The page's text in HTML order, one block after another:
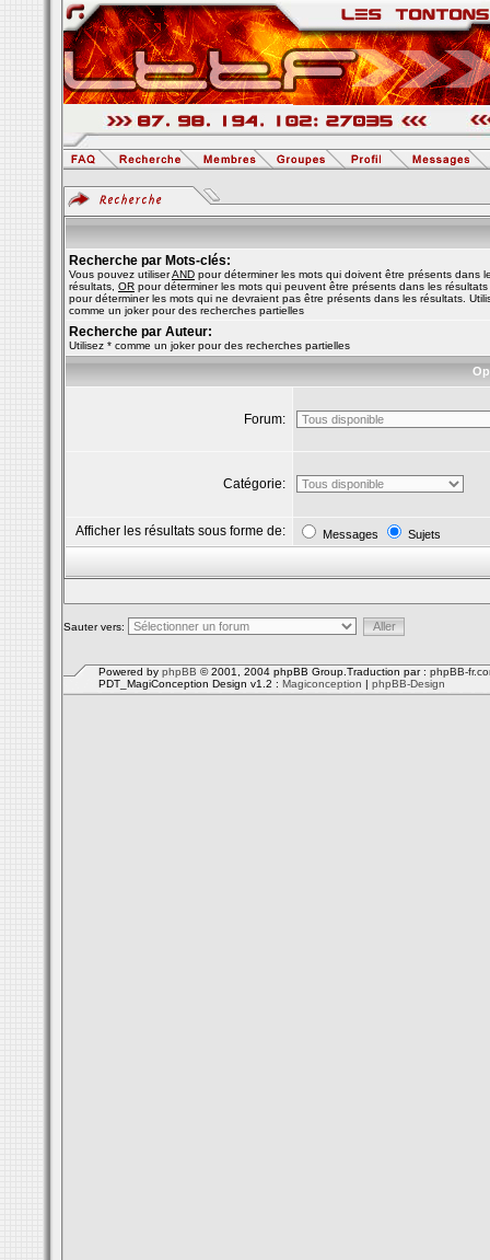
Recherche par Mots-clés:
Vous pouvez utiliserAND pour déterminer les mots qui doivent être présents dans
résultats, OR pour déterminer les mots qui peuvent être présents dans les
pour déterminer les mots qui ne devraient pas être présents dans les résultats.
comme un joker pour des recherches partielles
Recherche par Auteur:
Utilisez * comme un joker pour des recherches partielles
Forum:
Catégorie:
Afficher les résultats sous forme de: Messages Sujets
Sauter vers:
Powered by phpBB © 2001, 2004 phpBB Group.Traduction par : phpBB-
PDT_MagiConception Design v1.2 : Magiconception | phpBB-Design